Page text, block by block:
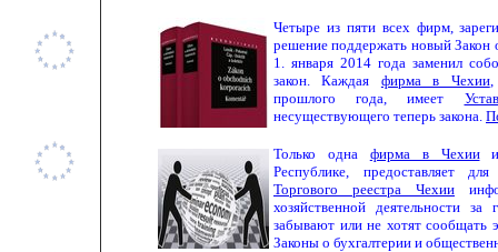
Четыре из пяти всех фирм,
решение поддержать новый Закон
1. января 2014 года заменил
закон. Каждая фирма в Чехии,
прошлого года, имеет Устав
несуществующего теперь закона.
Только одна фирма в Чехии
Республике, предоставляет
для
Торгового реестра Чехии
хозяйственной деятельности
забывают или не хотят сообщать
Законы о бухгалтерии и